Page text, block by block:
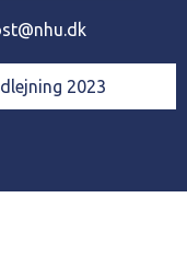
2023